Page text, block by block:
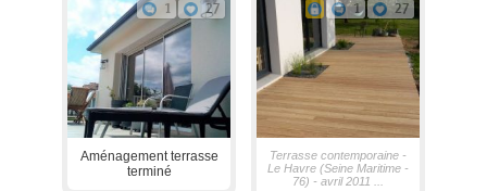
1 27
Aménagement terrasse
terminé
1 27
Terrasse contemporaine -
Le Havre (Seine Maritime -
76) - avril 2011 ...